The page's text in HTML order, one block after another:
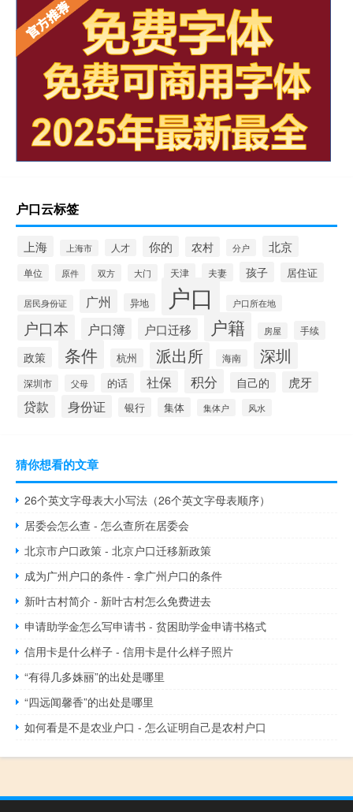
户口云标签
上海 上海市 人才 你的 农村 分户 北京
单位 原件 双方 大门 天津 夫妻 孩子 居住证
居民身份证 广州 异地 户口 户口所在地
户口本 户口簿 户口迁移 户籍 房屋 手续
政策 条件 杭州 派出所 海南 深圳
深圳市 父母 的话 社保 积分 自己的 虎牙
贷款 身份证 银行 集体 集体户 风水
猜你想看的文章
26个英文字母表大小写法（26个英文字母表顺序）
居委会怎么查 - 怎么查所在居委会
北京市户口政策 - 北京户口迁移新政策
成为广州户口的条件 - 拿广州户口的条件
新叶古村简介 - 新叶古村怎么免费进去
申请助学金怎么写申请书 - 贫困助学金申请书格式
信用卡是什么样子 - 信用卡是什么样子照片
“有得几多姝丽”的出处是哪里
“四远闻馨香”的出处是哪里
如何看是不是农业户口 - 怎么证明自己是农村户口